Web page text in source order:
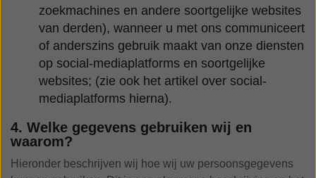
zoekmachines en andere soortgelijke websites
van derden), wanneer u met ons communiceert
of anderszins gebruik maakt van onze diensten
op social-mediaplatforms en soortgelijke
websites; (zie ook het artikel over social-
mediaplatforms hierna).
4. Welke gegevens gebruiken wij en
waarom?
Hieronder beschrijven wij hoe wij uw persoonsgegevens